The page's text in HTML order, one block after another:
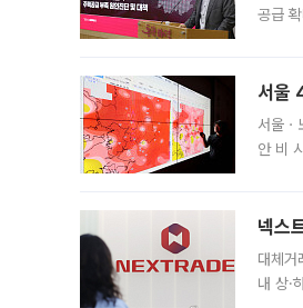
공급
서울
서울
안 비
넥스
대체거
내 상·